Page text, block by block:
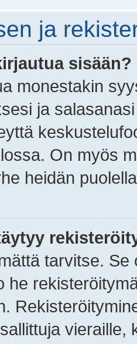
ja
sisään?
monestakin
ja
On myös
heidän
tarvitse.
he
vieraille,